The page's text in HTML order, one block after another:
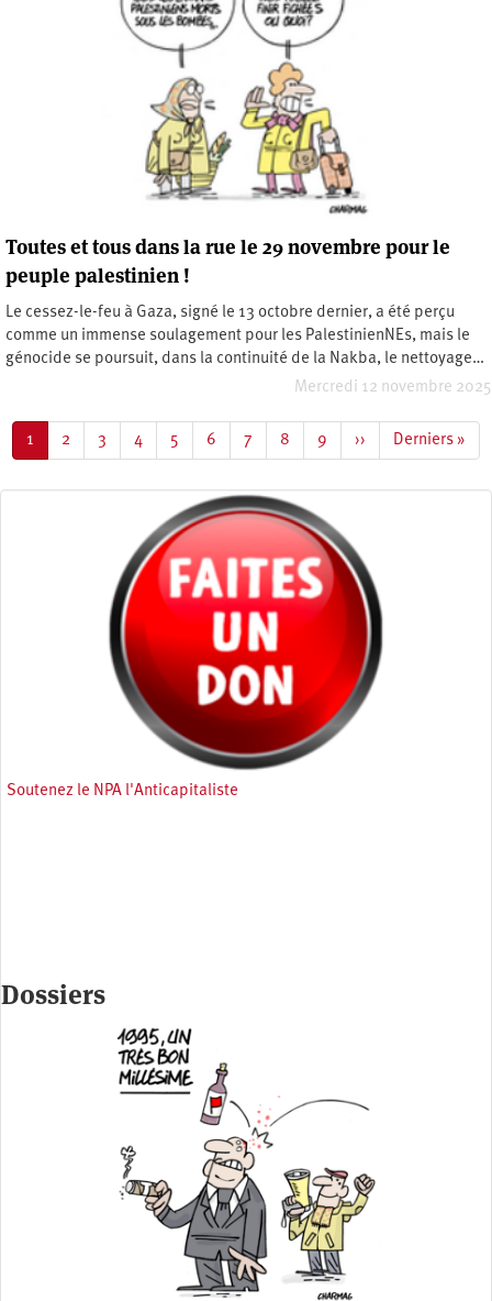
Toutes et tous dans la rue le 29 novembre pour le
peuple palestinien !
Le cessez-le-feu à Gaza, signé le 13 octobre dernier, a été perçu
comme un immense soulagement pour les PalestinienNEs, mais le
génocide se poursuit, dans la continuité de la Nakba, le nettoyage…
Mercredi 12 novembre 2025
Page
courante
1 Page
2 Page
3 Page
4 Page
5 Page
6 Page
7 Page
8 Page
9
Page
suivante
››
Dernière
page
Derniers »
Soutenez le NPA l'Anticapitaliste
Dossiers